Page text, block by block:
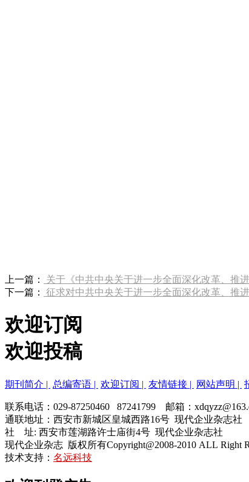
上一篇：
关于《中共中央关于进一步全面深化改革、推
下一篇：
征求对中共中央关于进一步全面深化改革、推
欢迎订阅
欢迎投稿
期刊简介 | 总编寄语 | 欢迎订阅 | 友情链接 | 网站声明 |
联系电话：029-87250460 87241799 邮箱：
通联地址：西安市新城区皇城西路16号 现代企业杂志社
社 址: 西安市莲湖路许士庙街4号 现代企业杂志社
现代企业杂志 版权所有Copyright@2008-2010 ALL Right
技术支持： 名远科技